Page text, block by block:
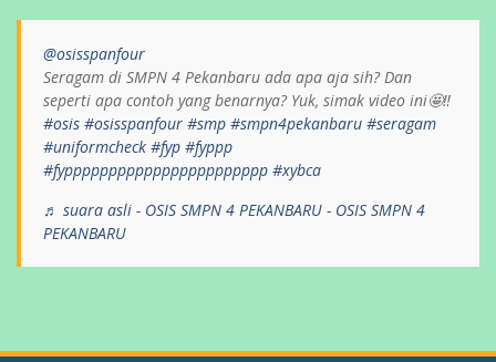
@osisspanfour
Seragam di SMPN 4 Pekanbaru ada apa aja sih? Dan
seperti apa contoh yang benarnya? Yuk, simak video ini🤩‼️
#osis #osisspanfour #smp #smpn4pekanbaru #seragam
#uniformcheck #fyp #fyppp
#fyppppppppppppppppppppppp #xybca
♬ suara asli - OSIS SMPN 4 PEKANBARU - OSIS SMPN 4
PEKANBARU